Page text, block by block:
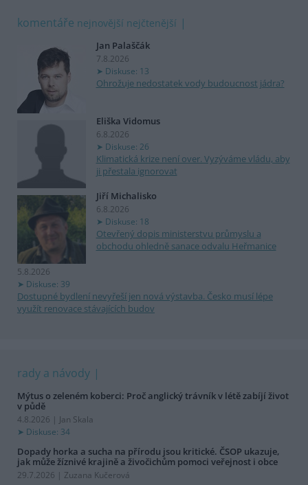
komentáře nejnovější nejčtenější
Jan Palaščák
7.8.2026
Diskuse: 13
Ohrožuje nedostatek vody budoucnost jádra?
Eliška Vidomus
6.8.2026
Diskuse: 26
Klimatická krize není over. Vyzýváme vládu, aby
ji přestala ignorovat
Jiří Michalisko
6.8.2026
Diskuse: 18
Otevřený dopis ministerstvu průmyslu a
obchodu ohledně sanace odvalu Heřmanice
5.8.2026
Diskuse: 39
Dostupné bydlení nevyřeší jen nová výstavba. Česko musí lépe
využít renovace stávajících budov
rady a návody
Mýtus o zeleném koberci: Proč anglický trávník v létě zabíjí život
v půdě
4.8.2026 | Jan Skala
Diskuse: 34
Dopady horka a sucha na přírodu jsou kritické. ČSOP ukazuje,
jak může žíznivé krajině a živočichům pomoci veřejnost i obce
29.7.2026 | Zuzana Kučerová